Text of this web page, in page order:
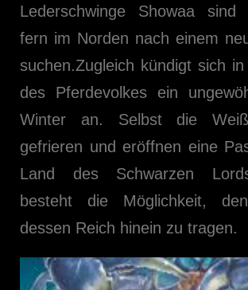
Lederschwinge Showaa sind
fern im Norden nach einem
suchen.Zugleich kündigt sich
des Pferdevolkes ein
Winter an. Selbst die
gefrieren und eröffnen eine
Land des Schwarzen
besteht die Möglichkeit,
dessen Reich hinein zu tragen.